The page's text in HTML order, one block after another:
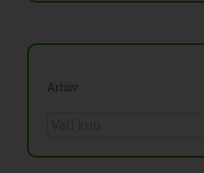
Arhiiv